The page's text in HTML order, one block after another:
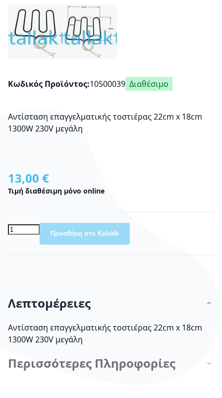
Κωδικός Προϊόντος 10500039 Διαθέσιμο
Αντίσταση επαγγελματικής τοστιέρας 22cm x 18cm
1300W 230V μεγάλη
13,00 €
Τιμή διαθέσιμη μόνο online
Προσθήκη στο Καλάθι
Λεπτομέρειες
Αντίσταση επαγγελματικής τοστιέρας 22cm x 18cm
1300W 230V μεγάλη
Περισσότερες Πληροφορίες